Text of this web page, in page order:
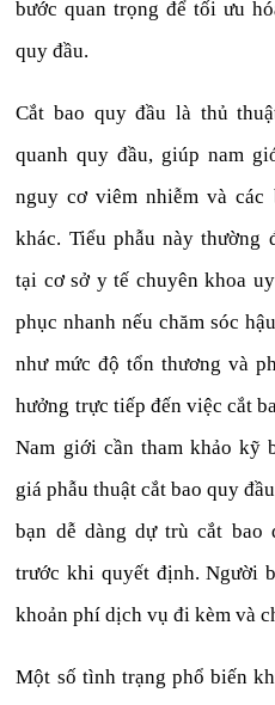
bước quan trọng để tối ưu
quy đầu.
Cắt bao quy đầu là thủ
quanh quy đầu, giúp nam
nguy cơ viêm nhiễm và các
khác. Tiểu phẫu này thường
tại cơ sở y tế chuyên khoa
phục nhanh nếu chăm sóc
như mức độ tổn thương và
hưởng trực tiếp đến việc cắt
Nam giới cần tham khảo kỹ
giá phẫu thuật cắt bao quy
bạn dễ dàng dự trù cắt bao
trước khi quyết định. Người
khoản phí dịch vụ đi kèm và
Một số tình trạng phổ biến